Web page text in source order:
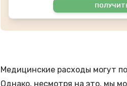
Медицинские расходы могут
Однако, несмотря на это, мы